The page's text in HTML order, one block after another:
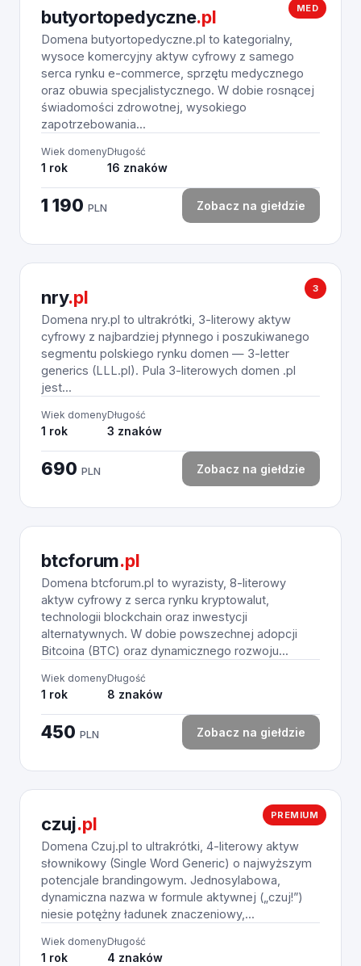
MED
butyortopedyczne.pl
Domena butyortopedyczne.pl to kategorialny,
wysoce komercyjny aktyw cyfrowy z samego
serca rynku e-commerce, sprzętu medycznego
oraz obuwia specjalistycznego. W dobie rosnącej
świadomości zdrowotnej, wysokiego
zapotrzebowania...
Wiek domeny
1 rok
Długość
16 znaków
1 190 PLN Zobacz na giełdzie
3
nry.pl
Domena nry.pl to ultrakrótki, 3-literowy aktyw
cyfrowy z najbardziej płynnego i poszukiwanego
segmentu polskiego rynku domen — 3-letter
generics (LLL.pl). Pula 3-literowych domen .pl
jest...
Wiek domeny
1 rok
Długość
3 znaków
690 PLN Zobacz na giełdzie
btcforum.pl
Domena btcforum.pl to wyrazisty, 8-literowy
aktyw cyfrowy z serca rynku kryptowalut,
technologii blockchain oraz inwestycji
alternatywnych. W dobie powszechnej adopcji
Bitcoina (BTC) oraz dynamicznego rozwoju...
Wiek domeny
1 rok
Długość
8 znaków
450 PLN Zobacz na giełdzie
PREMIUM
czuj.pl
Domena Czuj.pl to ultrakrótki, 4-literowy aktyw
słownikowy (Single Word Generic) o najwyższym
potencjale brandingowym. Jednosylabowa,
dynamiczna nazwa w formule aktywnej („czuj!”)
niesie potężny ładunek znaczeniowy,...
Wiek domeny
1 rok
Długość
4 znaków